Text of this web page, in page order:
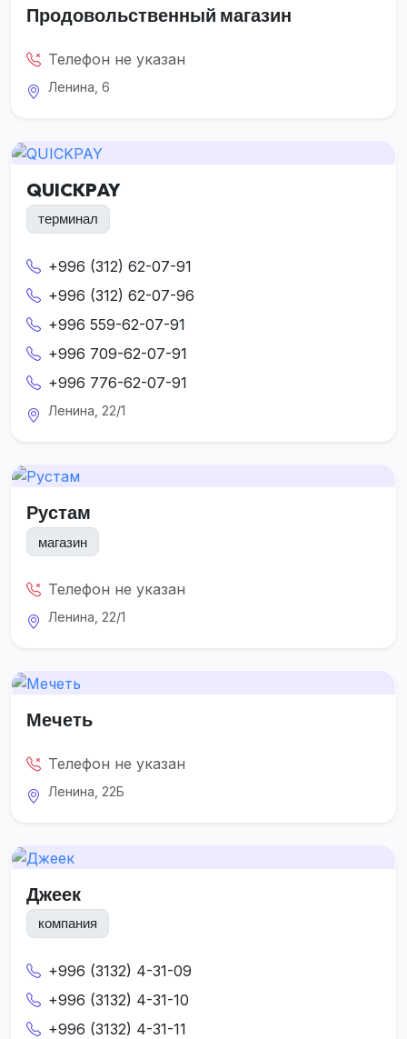
Продовольственный магазин
Телефон не указан
Ленина, 6
QUICKPAY
терминал
+996 (312) 62-07-91
+996 (312) 62-07-96
+996 559-62-07-91
+996 709-62-07-91
+996 776-62-07-91
Ленина, 22/1
Рустам
магазин
Телефон не указан
Ленина, 22/1
Мечеть
Телефон не указан
Ленина, 22Б
Джеек
компания
+996 (3132) 4-31-09
+996 (3132) 4-31-10
+996 (3132) 4-31-11